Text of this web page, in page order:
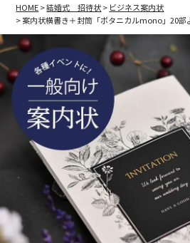
HOME 結婚式 招待状
ビジネス案内状
案内状横書き＋封筒「ボタニカルmono」20部